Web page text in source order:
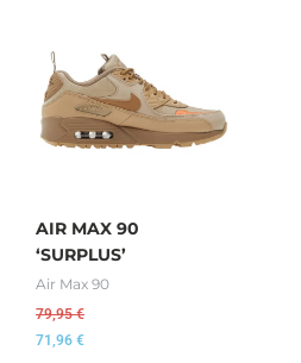
AIR MAX 90
‘SURPLUS’
Air Max 90
79,95€
71,96 €